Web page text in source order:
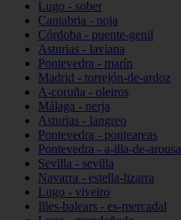
Lugo - sober
Cantabria - noja
Córdoba - puente-genil
Asturias - laviana
Pontevedra - marín
Madrid - torrejón-de-ardoz
A-coruña - oleiros
Málaga - nerja
Asturias - langreo
Pontevedra - ponteareas
Pontevedra - a-illa-de-arousa
Sevilla - sevilla
Navarra - estella-lizarra
Lugo - viveiro
Illes-balears - es-mercadal